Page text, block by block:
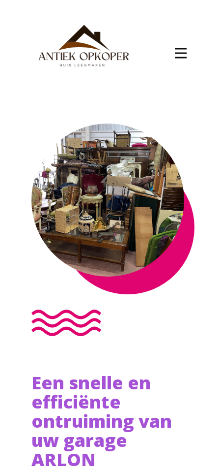
Een snelle en
efficiënte
ontruiming van
uw garage
ARLON